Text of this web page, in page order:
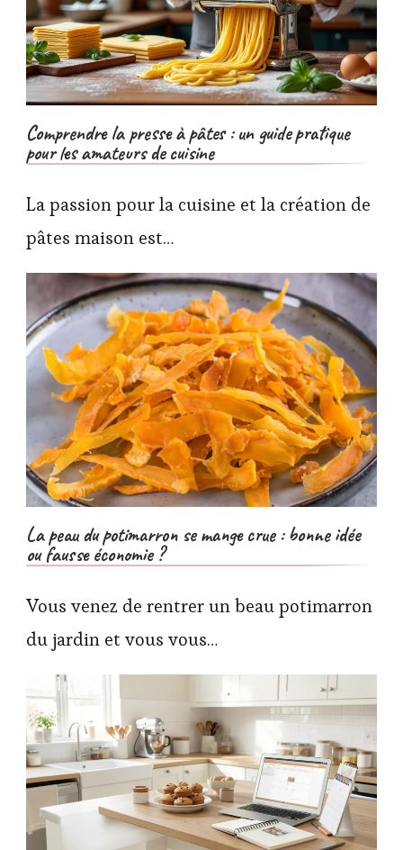
Comprendre la presse à pâtes : un guide pratique
pour les amateurs de cuisine
La passion pour la cuisine et la création de
pâtes maison est…
La peau du potimarron se mange crue : bonne idée
ou fausse économie ?
Vous venez de rentrer un beau potimarron
du jardin et vous vous…